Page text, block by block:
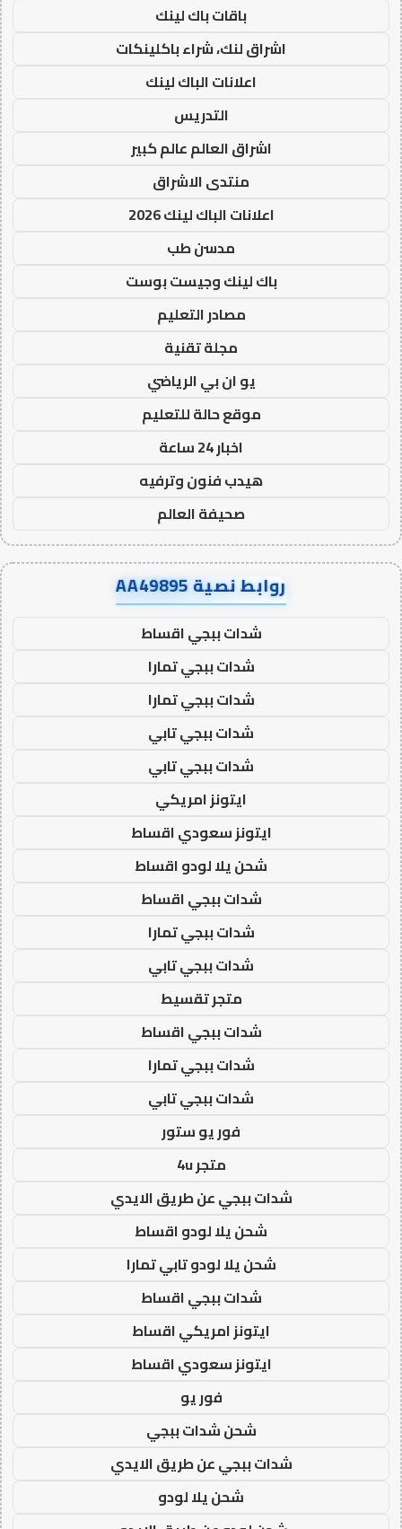
باقات باك لينك
اشراق لنك، شراء باكلينكات
اعلانات الباك لينك
التدريس
اشراق العالم عالم كبير
منتدى الاشراق
اعلانات الباك لينك 2026
مدسن طب
باك لينك وجيست بوست
مصادر التعليم
مجلة تقنية
يو ان بي الرياضي
موقع حالة للتعليم
اخبار 24 ساعة
هيدب فنون وترفيه
صحيفة العالم
روابط نصية AA49895
شدات ببجي اقساط
شدات ببجي تمارا
شدات ببجي تمارا
شدات ببجي تابي
شدات ببجي تابي
ايتونز امريكي
ايتونز سعودي اقساط
شحن يلا لودو اقساط
شدات ببجي اقساط
شدات ببجي تمارا
شدات ببجي تابي
متجر تقسيط
شدات ببجي اقساط
شدات ببجي تمارا
شدات ببجي تابي
فور يو ستور
متجر 4u
شدات ببجي عن طريق الايدي
شحن يلا لودو اقساط
شحن يلا لودو تابي تمارا
شدات ببجي اقساط
ايتونز امريكي اقساط
ايتونز سعودي اقساط
فور يو
شحن شدات ببجي
شدات ببجي عن طريق الايدي
شحن يلا لودو